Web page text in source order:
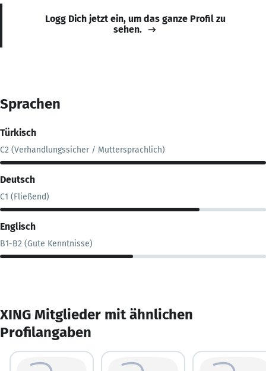
Logg Dich jetzt ein, um das ganze Profil zu
sehen.
Sprachen
Türkisch
C2 (Verhandlungssicher / Muttersprachlich)
Deutsch
C1 (Fließend)
Englisch
B1-B2 (Gute Kenntnisse)
XING Mitglieder mit ähnlichen
Profilangaben